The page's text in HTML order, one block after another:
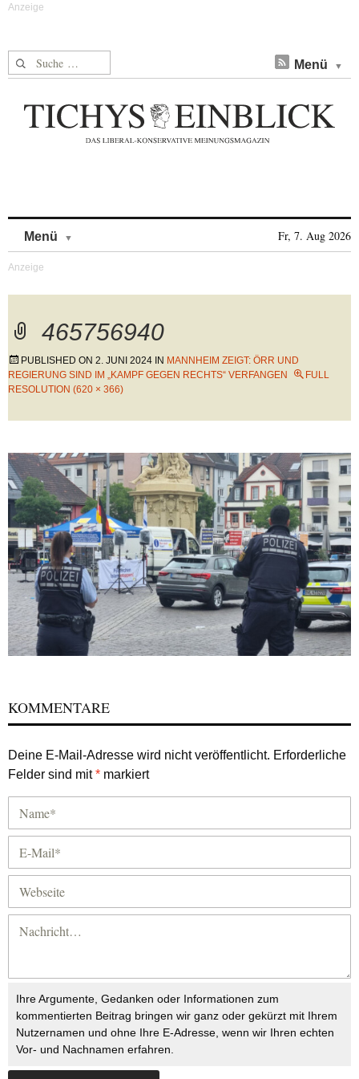
Suche nach: Menü
Menü Fr, 7. Aug 2026
465756940
PUBLISHED ON 2. JUNI 2024 IN MANNHEIM ZEIGT: ÖRR UND
REGIERUNG SIND IM „KAMPF GEGEN RECHTS“ VERFANGEN
FULL
RESOLUTION (620 × 366)
KOMMENTARE
Deine E-Mail-Adresse wird nicht veröffentlicht. Erforderliche
Felder sind mit* markiert
Ihre Argumente, Gedanken oder Informationen zum
kommentierten Beitrag bringen wir ganz oder gekürzt mit Ihrem
Nutzernamen und ohne Ihre E-Adresse, wenn wir Ihren echten
Vor- und Nachnamen erfahren.